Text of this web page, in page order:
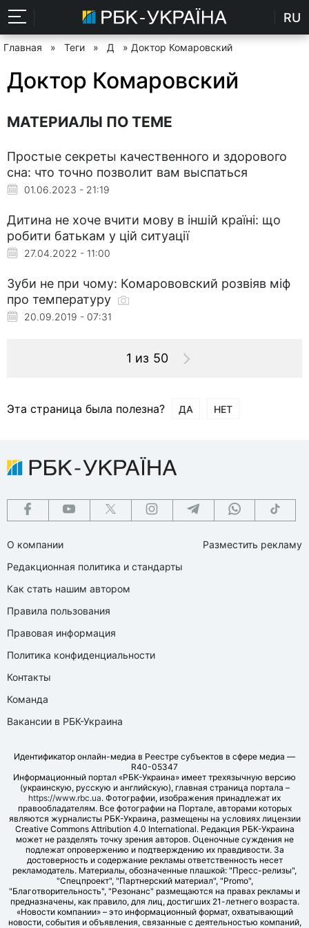
RU
Главная » Теги » Д » Доктор Комаровский
Доктор Комаровский
МАТЕРИАЛЫ ПО ТЕМЕ
Простые секреты качественного и здорового
сна: что точно позволит вам выспаться
01.06.2023 - 21:19
Дитина не хоче вчити мову в іншій країні: що
робити батькам у цій ситуації
27.04.2022 - 11:00
Зуби не при чому: Комарововский розвіяв міф
про температуру
20.09.2019 - 07:31
1 из 50
Эта страница была полезна? ДА НЕТ
О компании
Редакционная политика и стандарты
Как стать нашим автором
Правила пользования
Правовая информация
Политика конфиденциальности
Контакты
Команда
Вакансии в РБК-Украина
Разместить рекламу
Идентификатор онлайн-медиа в Реестре субъектов в сфере медиа —
R40-05347
Информационный портал «РБК-Украина» имеет трехязычную версию
(украинскую, русскую и английскую), главная страница портала –
https://www.rbc.ua. Фотографии, изображения принадлежат их
правообладателям. Все фотографии на Портале, авторами которых
являются журналисты РБК-Украина, размещены на условиях лицензии
Creative Commons Attribution 4.0 International. Редакция РБК-Украина
может не разделять точку зрения авторов. Оценочные суждения не
подлежат опровержению и подтверждению их правдивости. За
достоверность и содержание рекламы ответственность несет
рекламодатель. Материалы, обозначенные плашкой: "Пресс-релизы",
"Спецпроект", "Партнерский материал", "Promo",
"Благотворительность", "Резонанс" размещаются на правах рекламы и
предназначены, как правило, для лиц, достигших 21-летнего возраста.
«Новости компании» – это информационный формат, охватывающий
новости, события и объявления, связанные с деятельностью компаний,